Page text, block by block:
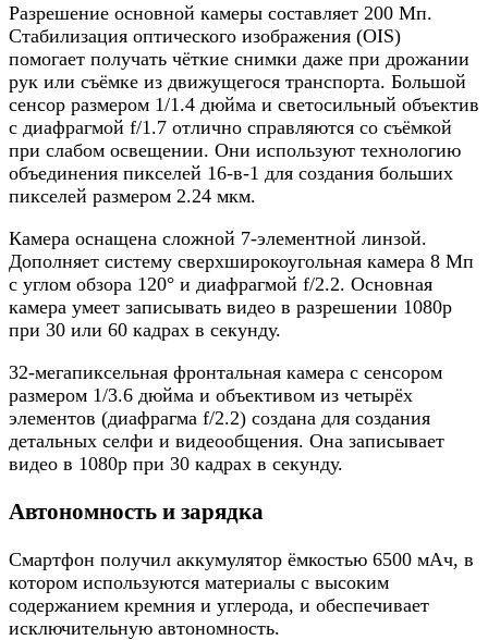
Разрешение основной камеры составляет 200 Мп.
Стабилизация оптического изображения (OIS)
помогает получать чёткие снимки даже при дрожании
рук или съёмке из движущегося транспорта. Большой
сенсор размером 1/1.4 дюйма и светосильный объектив
с диафрагмой f/1.7 отлично справляются со съёмкой
при слабом освещении. Они используют технологию
объединения пикселей 16-в-1 для создания больших
пикселей размером 2.24 мкм.
Камера оснащена сложной 7-элементной линзой.
Дополняет систему сверхширокоугольная камера 8 Мп
с углом обзора 120° и диафрагмой f/2.2. Основная
камера умеет записывать видео в разрешении 1080p
при 30 или 60 кадрах в секунду.
32-мегапиксельная фронтальная камера с сенсором
размером 1/3.6 дюйма и объективом из четырёх
элементов (диафрагма f/2.2) создана для создания
детальных селфи и видеообщения. Она записывает
видео в 1080p при 30 кадрах в секунду.
Автономность и зарядка
Смартфон получил аккумулятор ёмкостью 6500 мАч, в
котором используются материалы с высоким
содержанием кремния и углерода, и обеспечивает
исключительную автономность.